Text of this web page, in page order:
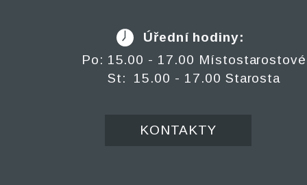
Úřední hodiny:
Po: 15.00 - 17.00 Místostarostové
St: 15.00 - 17.00 Starosta
KONTAKTY